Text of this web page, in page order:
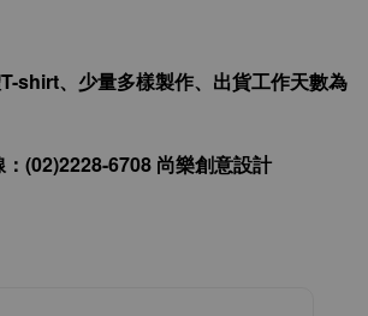
shirt、少量多樣製作、出貨工作天數為
(02)2228-6708 尚樂創意設計